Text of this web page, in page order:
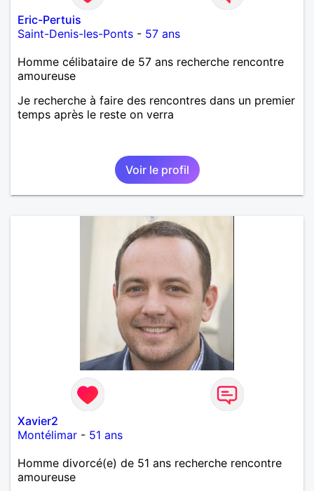
Eric-Pertuis
Saint-Denis-les-Ponts - 57 ans
Homme célibataire de 57 ans recherche rencontre
amoureuse
Je recherche à faire des rencontres dans un premier
temps après le reste on verra
Voir le profil
Xavier2
Montélimar - 51 ans
Homme divorcé(e) de 51 ans recherche rencontre
amoureuse